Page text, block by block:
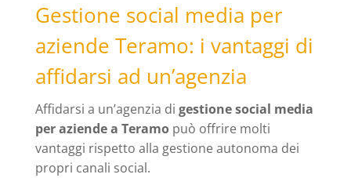
Gestione social media per
aziende Teramo: i vantaggi di
affidarsi ad un’agenzia
Affidarsi a un’agenzia di gestione social media
per aziende a Teramopuò offrire molti
vantaggi rispetto alla gestione autonoma dei
propri canali social.